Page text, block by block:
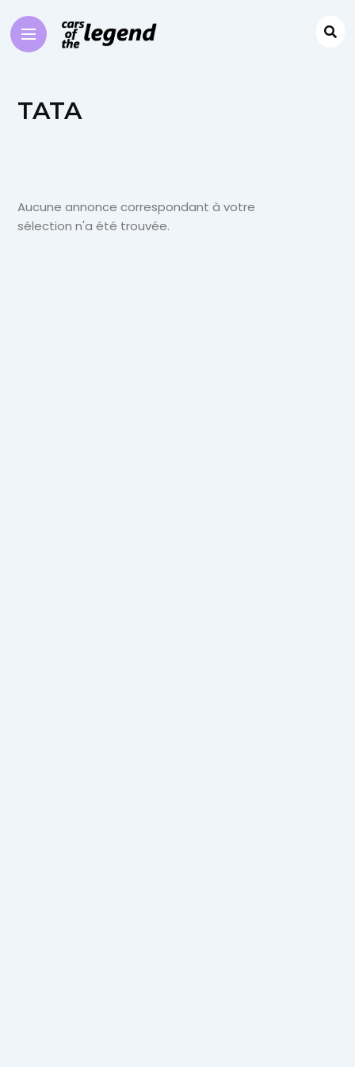
TATA
Aucune annonce correspondant à votre
sélection n'a été trouvée.